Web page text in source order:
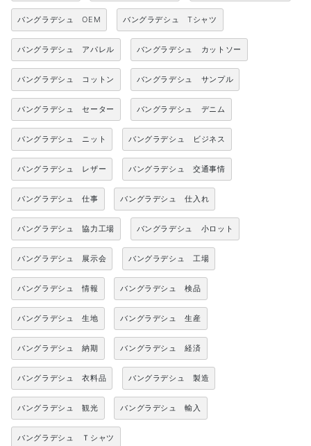
バングラデシュ OEM バングラデシュ Tシャツ
バングラデシュ アパレル バングラデシュ カットソー
バングラデシュ コットン バングラデシュ サンプル
バングラデシュ セーター バングラデシュ デニム
バングラデシュ ニット バングラデシュ ビジネス
バングラデシュ レザー バングラデシュ 交通事情
バングラデシュ 仕事 バングラデシュ 仕入れ
バングラデシュ 協力工場 バングラデシュ 小ロット
バングラデシュ 展示会 バングラデシュ 工場
バングラデシュ 情報 バングラデシュ 検品
バングラデシュ 生地 バングラデシュ 生産
バングラデシュ 納期 バングラデシュ 経済
バングラデシュ 衣料品 バングラデシュ 製造
バングラデシュ 観光 バングラデシュ 輸入
バングラデシュ Ｔシャツ